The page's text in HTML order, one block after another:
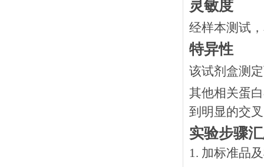
灵敏度
经样本测试
特异性
该试剂盒测
其他相关蛋
到明显的交
实验步骤
1. 加标准品